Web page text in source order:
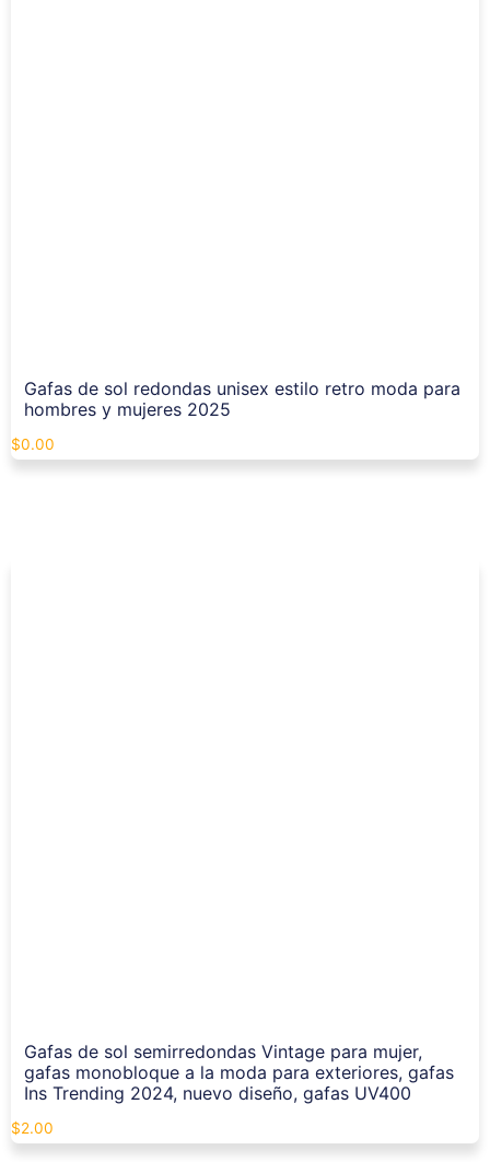
Gafas de sol redondas unisex estilo retro moda para
hombres y mujeres 2025
$0.00
Gafas de sol semirredondas Vintage para mujer,
gafas monobloque a la moda para exteriores, gafas
Ins Trending 2024, nuevo diseño, gafas UV400
$2.00